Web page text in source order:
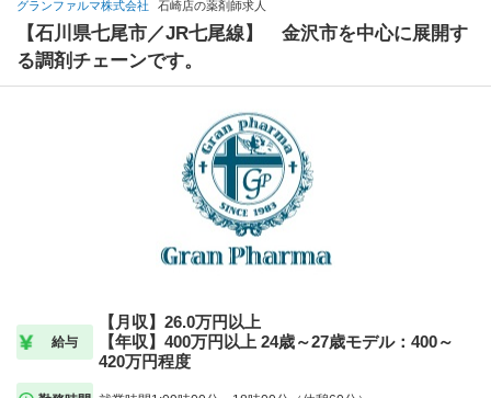
グランファルマ株式会社 石崎店の薬剤師求人
【石川県七尾市／JR七尾線】 金沢市を中心に展開す
る調剤チェーンです。
給与
【月収】26.0万円以上
【年収】400万円以上 24歳～27歳モデル：400～
420万円程度